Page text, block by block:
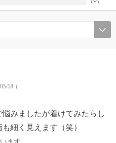
18 ）
みましたが着けてみたらし
細く見えます（笑）